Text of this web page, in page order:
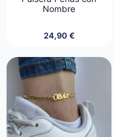
Nombre
24,90 €